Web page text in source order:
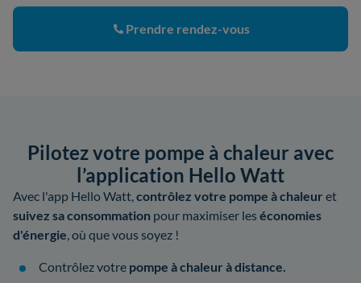
Prendre rendez-vous
Pilotez votre pompe à chaleur avec
l’application Hello Watt
Avec l'app Hello Watt,contrôlez votre pompe à chaleur et
suivez sa consommation pour maximiser les économies
d'énergie, où que vous soyez !
Contrôlez votre pompe à chaleur à distance.